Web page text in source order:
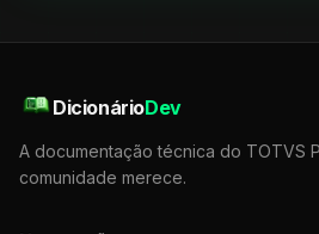
DicionárioDev
A documentação técnica do TOTVS
comunidade merece.